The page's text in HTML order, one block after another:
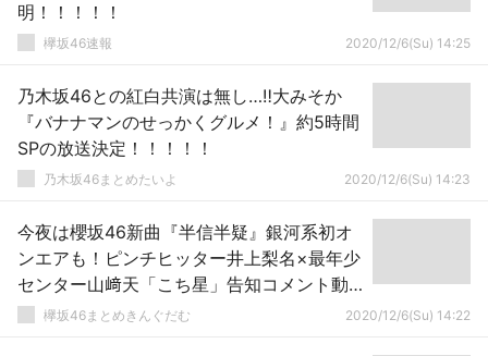
明！！！！！
欅坂46速報 2020/12/6(Su) 14:25
乃木坂46との紅白共演は無し…‼大みそか
『バナナマンのせっかくグルメ！』約5時間
SPの放送決定！！！！！
乃木坂46まとめたいよ 2020/12/6(Su) 14:23
今夜は櫻坂46新曲『半信半疑』銀河系初オ
ンエアも！ピンチヒッター井上梨名×最年少
センター山﨑天「こち星」告知コメント動
画が公開
欅坂46まとめきんぐだむ 2020/12/6(Su) 14:22